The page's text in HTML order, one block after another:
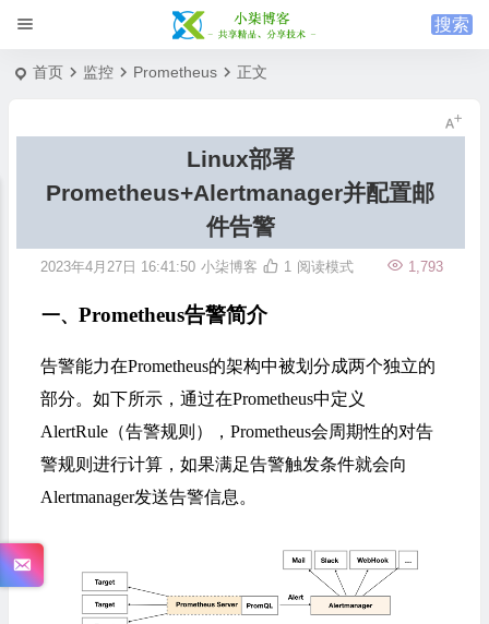
首页 监控 Prometheus 正文
Linux部署
Prometheus+Alertmanager并配置邮
件告警
2023年4月27日 16:41:50 小柒博客 1,793
1 阅读模式
一、 Prometheus告警简介
告警能力在Prometheus的架构中被划分成两个独立的
部分。如下所示，通过在Prometheus中定义
AlertRule（告警规则），Prometheus会周期性的对告
警规则进行计算，如果满足告警触发条件就会向
Alertmanager发送告警信息。